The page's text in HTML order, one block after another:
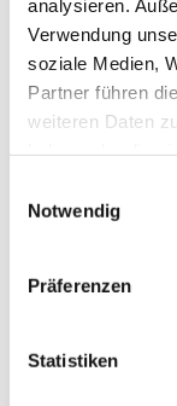
analysieren.
Verwendung
soziale Medien,
Partner führen
weiteren Daten
Notwendig
Präferenzen
Statistiken